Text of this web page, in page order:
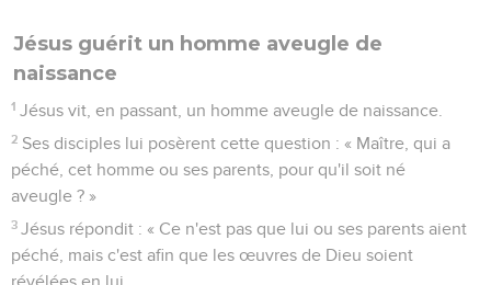
Jésus guérit un homme aveugle de
naissance
1 Jésus vit, en passant, un homme aveugle de naissance.
2 Ses disciples lui posèrent cette question : « Maître, qui a
péché, cet homme ou ses parents, pour qu'il soit né
aveugle ? »
3 Jésus répondit : « Ce n'est pas que lui ou ses parents aient
péché, mais c'est afin que les œuvres de Dieu soient
révélées en lui.